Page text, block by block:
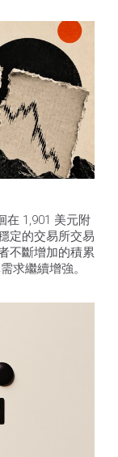
在 1,901 美元附
定的交易所交易
不斷增加的積累
求繼續增強。